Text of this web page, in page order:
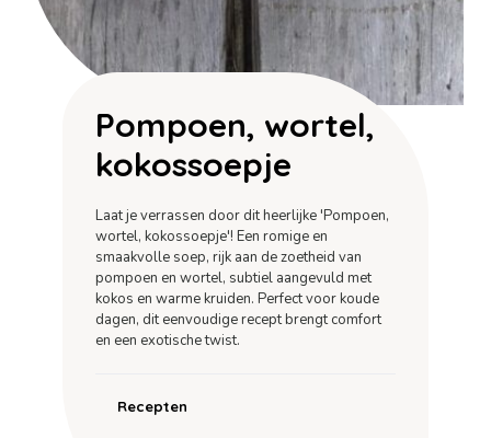
Pompoen, wortel,
kokossoepje
Laat je verrassen door dit heerlijke 'Pompoen,
wortel, kokossoepje'! Een romige en
smaakvolle soep, rijk aan de zoetheid van
pompoen en wortel, subtiel aangevuld met
kokos en warme kruiden. Perfect voor koude
dagen, dit eenvoudige recept brengt comfort
en een exotische twist.
Recepten